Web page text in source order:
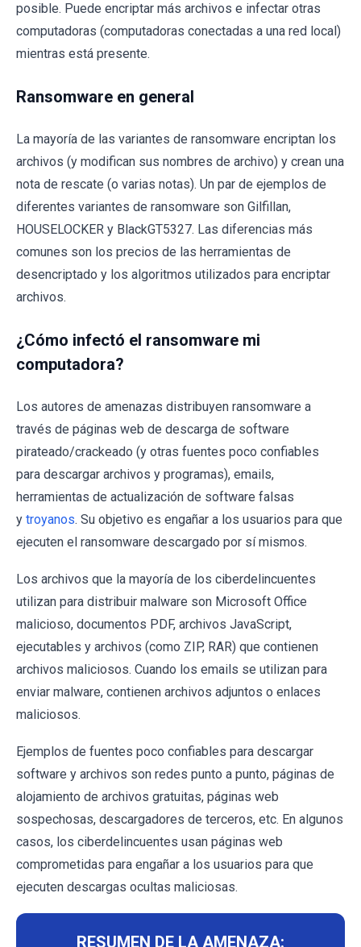
posible. Puede encriptar más archivos e infectar otras
computadoras (computadoras conectadas a una red local)
mientras está presente.
Ransomware en general
La mayoría de las variantes de ransomware encriptan los
archivos (y modifican sus nombres de archivo) y crean una
nota de rescate (o varias notas). Un par de ejemplos de
diferentes variantes de ransomware son Gilfillan,
HOUSELOCKER y BlackGT5327. Las diferencias más
comunes son los precios de las herramientas de
desencriptado y los algoritmos utilizados para encriptar
archivos.
¿Cómo infectó el ransomware mi
computadora?
Los autores de amenazas distribuyen ransomware a
través de páginas web de descarga de software
pirateado/crackeado (y otras fuentes poco confiables
para descargar archivos y programas), emails,
herramientas de actualización de software falsas
y troyanos. Su objetivo es engañar a los usuarios para que
ejecuten el ransomware descargado por sí mismos.
Los archivos que la mayoría de los ciberdelincuentes
utilizan para distribuir malware son Microsoft Office
malicioso, documentos PDF, archivos JavaScript,
ejecutables y archivos (como ZIP, RAR) que contienen
archivos maliciosos. Cuando los emails se utilizan para
enviar malware, contienen archivos adjuntos o enlaces
maliciosos.
Ejemplos de fuentes poco confiables para descargar
software y archivos son redes punto a punto, páginas de
alojamiento de archivos gratuitas, páginas web
sospechosas, descargadores de terceros, etc. En algunos
casos, los ciberdelincuentes usan páginas web
comprometidas para engañar a los usuarios para que
ejecuten descargas ocultas maliciosas.
RESUMEN DE LA AMENAZA: